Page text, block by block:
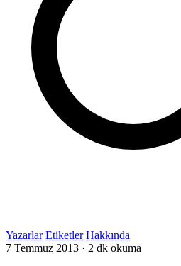
Yazarlar Etiketler Hakkında
7 Temmuz 2013 · 2 dk okuma